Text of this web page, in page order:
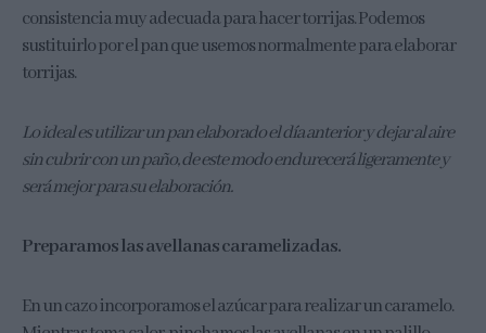
consistencia muy adecuada para hacer torrijas. Podemos
sustituirlo por el pan que usemos normalmente para elaborar
torrijas.
Lo ideal es utilizar un pan elaborado el día anterior y dejar al aire
sin cubrir con un paño, de este modo endurecerá ligeramente y
será mejor para su elaboración.
Preparamos las avellanas caramelizadas.
En un cazo incorporamos el azúcar para realizar un caramelo.